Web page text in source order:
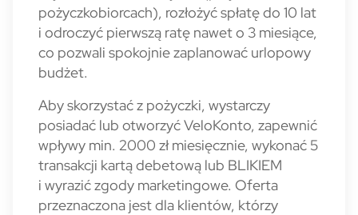
pożyczkobiorcach), rozłożyć spłatę do 10 lat
i odroczyć pierwszą ratę nawet o 3 miesiące,
co pozwali spokojnie zaplanować urlopowy
budżet.
Aby skorzystać z pożyczki, wystarczy
posiadać lub otworzyć VeloKonto, zapewnić
wpływy min. 2000 zł miesięcznie, wykonać 5
transakcji kartą debetową lub BLIKIEM
i wyrazić zgody marketingowe. Oferta
przeznaczona jest dla klientów, którzy